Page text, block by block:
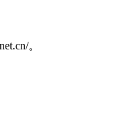
。